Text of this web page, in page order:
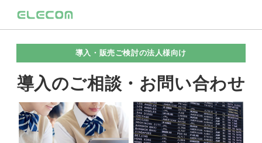
導入・販売ご検討の法人様向け
導入のご相談・お問い合わせ